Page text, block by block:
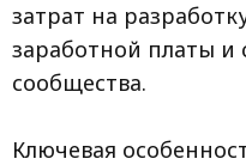
затрат на
заработной платы и
сообщества.
Ключевая